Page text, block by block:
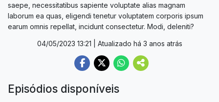
saepe, necessitatibus sapiente voluptate alias magnam
laborum ea quas, eligendi tenetur voluptatem corporis ipsum
earum omnis repellat, incidunt consectetur. Modi, deleniti?
04/05/2023 13:21 | Atualizado há 3 anos atrás
Episódios disponíveis